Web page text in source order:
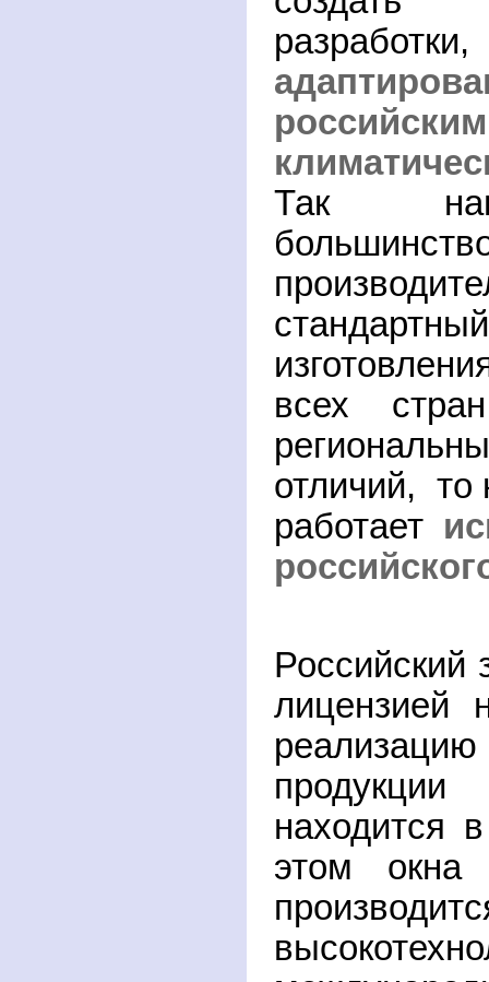
Так
всех
отличий, то
работает
лицензией
находится
этом окна